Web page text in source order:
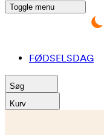
Toggle menu
FØDSELSDAG
Søg
Kurv